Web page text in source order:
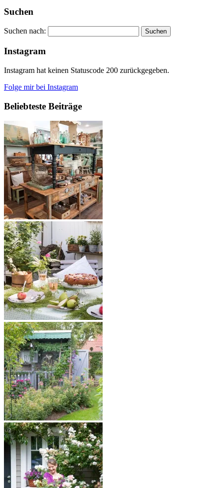
Suchen
Suchen nach:
Instagram
Instagram hat keinen Statuscode 200 zurückgegeben.
Folge mir bei Instagram
Beliebteste Beiträge